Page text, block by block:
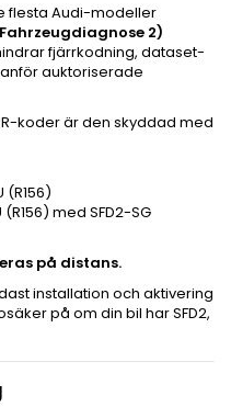
flesta Audi-modeller
2)
fjärrkodning, dataset-
auktoriserade
koder är den skyddad med
(R156)
(R156) med SFD2-SG
på distans.
installation och aktivering
på om din bil har SFD2,